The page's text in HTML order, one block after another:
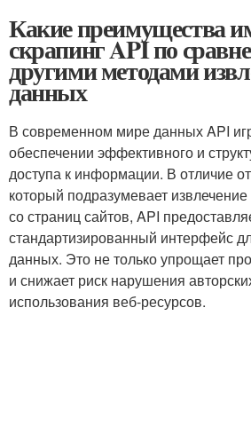
Какие преимущества
скрапинг API по
другими методами
данных
В современном мире данных API
обеспечении эффективного и
доступа к информации. В отличие
который подразумевает
со страниц сайтов, API
стандартизированный интерфейс
данных. Это не только упрощает
и снижает риск нарушения
использования веб-ресурсов.